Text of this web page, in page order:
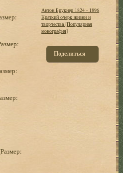
Антон Брукнер 1824 - 1896
Краткий очерк жизни и
творчества [Популярная
монография]
Поделиться